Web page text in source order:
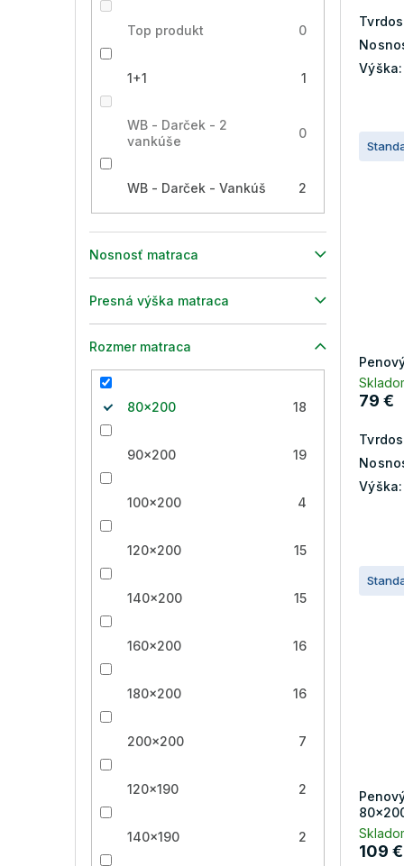
Top produkt 0
1+1 1
WB - Darček - 2
vankúše
0
WB - Darček - Vankúš 2
Nosnosť matraca
Presná výška matraca
Rozmer matraca
80x200 18
90x200 19
100x200 4
120x200 15
140x200 15
160x200 16
180x200 16
200x200 7
120x190 2
140x190 2
Výška:
79 €
Výška:
109 €